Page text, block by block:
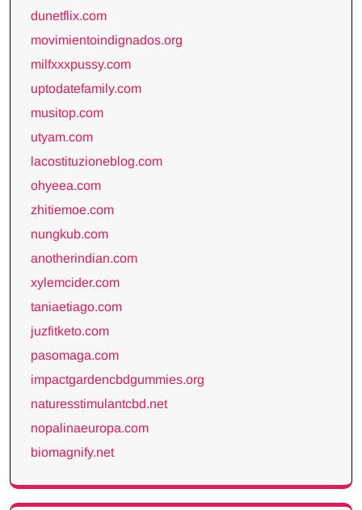
dunetflix.com
movimientoindignados.org
milfxxxpussy.com
uptodatefamily.com
musitop.com
utyam.com
lacostituzioneblog.com
ohyeea.com
zhitiemoe.com
nungkub.com
anotherindian.com
xylemcider.com
taniaetiago.com
juzfitketo.com
pasomaga.com
impactgardencbdgummies.org
naturesstimulantcbd.net
nopalinaeuropa.com
biomagnify.net